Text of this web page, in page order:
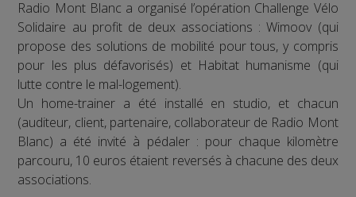
Radio Mont Blanc a organisé l’opération Challenge Vélo
Solidaire au profit de deux associations : Wimoov (qui
propose des solutions de mobilité pour tous, y compris
pour les plus défavorisés) et Habitat humanisme (qui
lutte contre le mal-logement).
Un home-trainer a été installé en studio, et chacun
(auditeur, client, partenaire, collaborateur de Radio Mont
Blanc) a été invité à pédaler : pour chaque kilomètre
parcouru, 10 euros étaient reversés à chacune des deux
associations.